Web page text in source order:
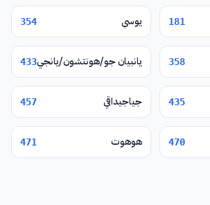
181 يوسي 354
358 يانبيان جو/هونتشون/يانجي433
435 جياجيداقي 457
470 هوهوت 471